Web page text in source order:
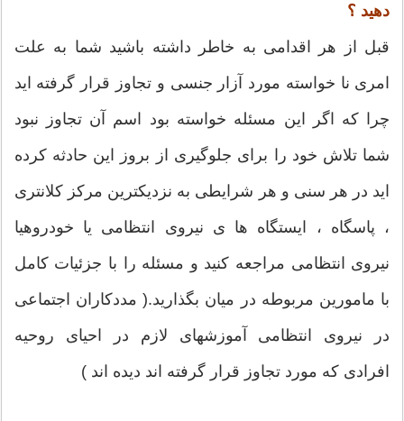
دهید ؟
قبل از هر اقدامی به خاطر داشته باشید شما به علت
امری نا خواسته مورد آزار جنسی و تجاوز قرار گرفته اید
چرا که اگر این مسئله خواسته بود اسم آن تجاوز نبود
شما تلاش خود را برای جلوگیری از بروز این حادثه کرده
اید در هر سنی و هر شرایطی به نزدیکترین مرکز کلانتری
، پاسگاه ، ایستگاه ها ی نیروی انتظامی یا خودروهیا
نیروی انتظامی مراجعه کنید و مسئله را با جزئیات کامل
با مامورین مربوطه در میان بگذارید.( مددکاران اجتماعی
در نیروی انتظامی آموزشهای لازم در احیای روحیه
افرادی که مورد تجاوز قرار گرفته اند دیده اند )